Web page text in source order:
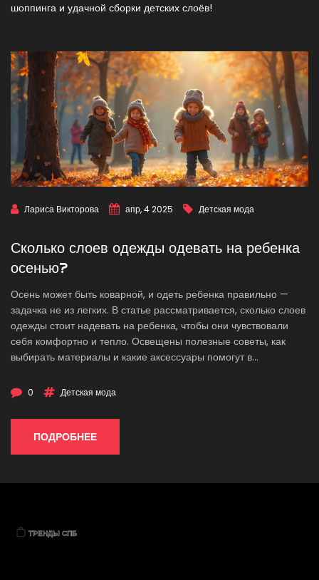
шоппинга и удачной сборки детских слоёв!
Лариса Викторова апр, 4 2025 Детская мода
Сколько слоев одежды одевать на ребенка
осенью?
Осень может быть коварной, и одеть ребенка правильно —
задачка не из легких. В статье рассматривается, сколько слоев
одежды стоит надевать на ребенка, чтобы они чувствовали
себя комфортно и тепло. Освещены полезные советы, как
выбирать материалы и какие аксессуары помогут в
непогоды без риска перегрева.
0 Детская мода
ПОДРОБНЕЕ